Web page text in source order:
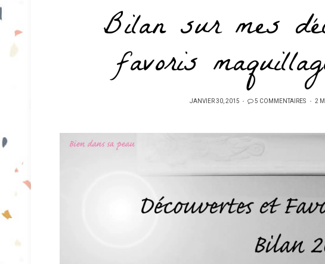
Bilan sur mes
favoris
PUBLIÉ
JANVIER 30, 2015 5 COMMENTAIRES 2